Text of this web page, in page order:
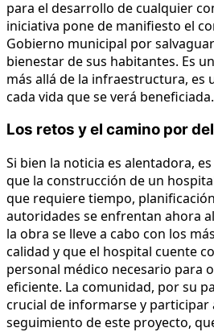
para el desarrollo de cualquier
iniciativa pone de manifiesto el
Gobierno municipal por
bienestar de sus habitantes. Es
más allá de la infraestructura, es
cada vida que se verá beneficiada.
Los retos y el camino por
Si bien la noticia es alentadora,
que la construcción de un
que requiere tiempo,
autoridades se enfrentan ahora
la obra se lleve a cabo con los
calidad y que el hospital cuente
personal médico necesario para
eficiente. La comunidad, por su
crucial de informarse y participar
seguimiento de este proyecto,